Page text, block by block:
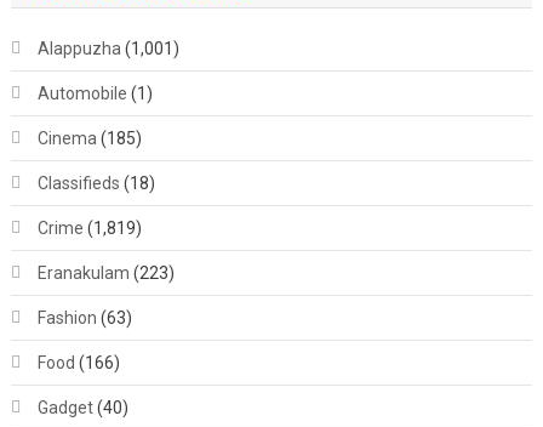
Alappuzha (1,001)
Automobile (1)
Cinema (185)
Classifieds (18)
Crime (1,819)
Eranakulam (223)
Fashion (63)
Food (166)
Gadget(40)